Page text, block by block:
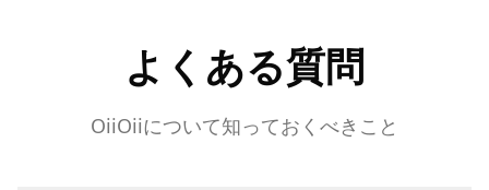
よくある質問
OiiOiiについて知っておくべきこと